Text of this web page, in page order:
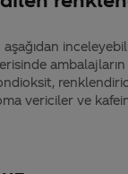
aşağıdan
ambalajların
vericiler ve kafein